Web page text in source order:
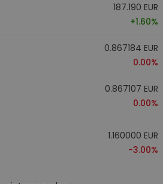
187.190 EUR
+1.60%
0.867184 EUR
0.00%
0.867107 EUR
0.00%
1.160000 EUR
-3.00%